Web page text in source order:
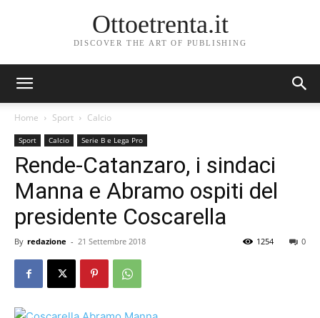
Ottoetrenta.it
DISCOVER THE ART OF PUBLISHING
Home Sport Calcio
Sport Calcio Serie B e Lega Pro
Rende-Catanzaro, i sindaci
Manna e Abramo ospiti del
presidente Coscarella
By redazione - 21 Settembre 2018 0
1254